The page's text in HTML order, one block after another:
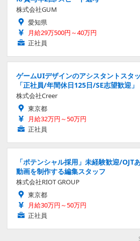
株式会社GUM
愛知県
月給29万500円～40万円
正社員
ゲームUIデザインのアシスタントスタ
「正社員/年間休日125日/SE志望歓迎
株式会社Creer
東京都
月給32万円～50万円
正社員
「ポテンシャル採用」未経験歓迎/OJT
動画を制作する編集スタッフ
株式会社RIOT GROUP
東京都
月給30万円～50万円
正社員